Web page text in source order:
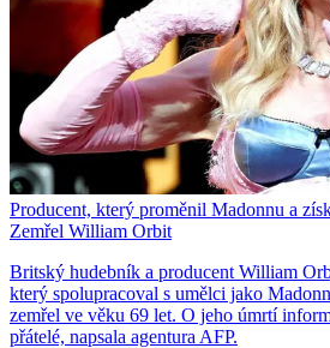
Producent, který proměnil Madonnu a
Zemřel William Orbit
Britský hudebník a producent William
který spolupracoval s umělci jako
zemřel ve věku 69 let. O jeho úmrtí
přátelé, napsala agentura AFP.